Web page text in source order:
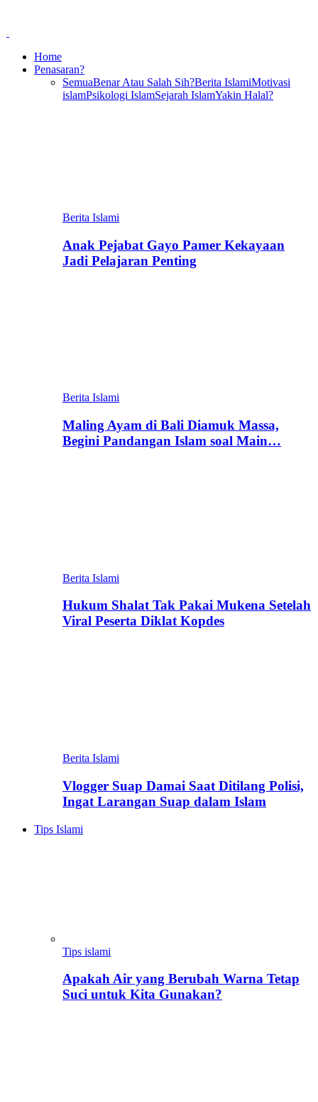
Home
Penasaran?
SemuaBenar Atau Salah Sih?Berita IslamiMotivasi
islamPsikologi IslamSejarah IslamYakin Halal?
Berita Islami
Anak Pejabat Gayo Pamer Kekayaan
Jadi Pelajaran Penting
Berita Islami
Maling Ayam di Bali Diamuk Massa,
Begini Pandangan Islam soal Main…
Berita Islami
Hukum Shalat Tak Pakai Mukena Setelah
Viral Peserta Diklat Kopdes
Berita Islami
Vlogger Suap Damai Saat Ditilang Polisi,
Ingat Larangan Suap dalam Islam
Tips Islami
Tips islami
Apakah Air yang Berubah Warna Tetap
Suci untuk Kita Gunakan?